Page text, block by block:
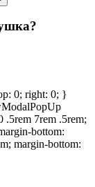
0; right: 0; }
.5rem 7rem .5rem;
bottom:
margin-bottom: